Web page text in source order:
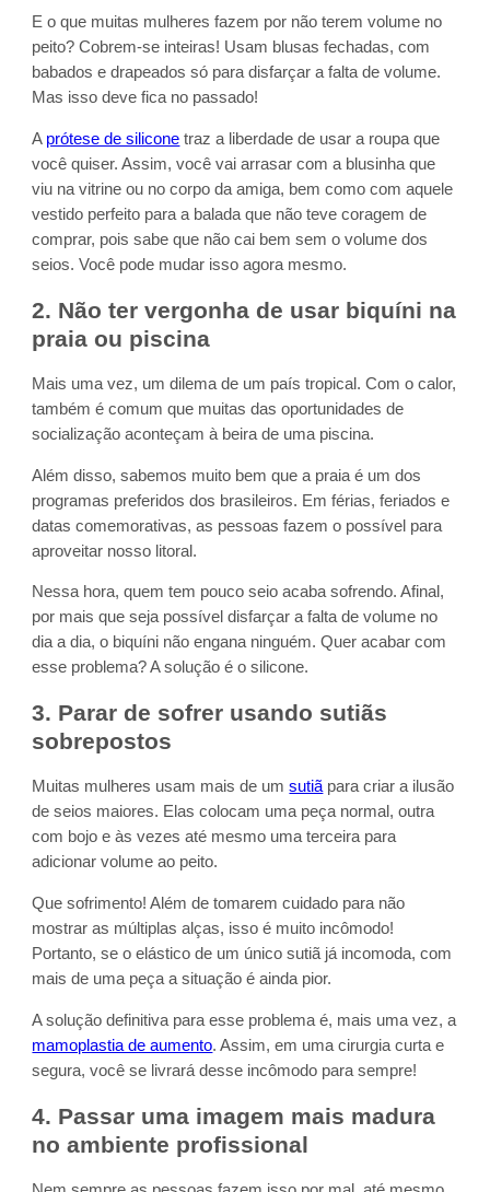
E o que muitas mulheres fazem por não terem volume no
peito? Cobrem-se inteiras! Usam blusas fechadas, com
babados e drapeados só para disfarçar a falta de volume.
Mas isso deve fica no passado!
A prótese de silicone traz a liberdade de usar a roupa que
você quiser. Assim, você vai arrasar com a blusinha que
viu na vitrine ou no corpo da amiga, bem como com aquele
vestido perfeito para a balada que não teve coragem de
comprar, pois sabe que não cai bem sem o volume dos
seios. Você pode mudar isso agora mesmo.
2. Não ter vergonha de usar biquíni na
praia ou piscina
Mais uma vez, um dilema de um país tropical. Com o calor,
também é comum que muitas das oportunidades de
socialização aconteçam à beira de uma piscina.
Além disso, sabemos muito bem que a praia é um dos
programas preferidos dos brasileiros. Em férias, feriados e
datas comemorativas, as pessoas fazem o possível para
aproveitar nosso litoral.
Nessa hora, quem tem pouco seio acaba sofrendo. Afinal,
por mais que seja possível disfarçar a falta de volume no
dia a dia, o biquíni não engana ninguém. Quer acabar com
esse problema? A solução é o silicone.
3. Parar de sofrer usando sutiãs
sobrepostos
Muitas mulheres usam mais de umsutiãpara criar a ilusão
de seios maiores. Elas colocam uma peça normal, outra
com bojo e às vezes até mesmo uma terceira para
adicionar volume ao peito.
Que sofrimento! Além de tomarem cuidado para não
mostrar as múltiplas alças, isso é muito incômodo!
Portanto, se o elástico de um único sutiã já incomoda, com
mais de uma peça a situação é ainda pior.
A solução definitiva para esse problema é, mais uma vez, a
mamoplastia de aumento. Assim, em uma cirurgia curta e
segura, você se livrará desse incômodo para sempre!
4. Passar uma imagem mais madura
no ambiente profissional